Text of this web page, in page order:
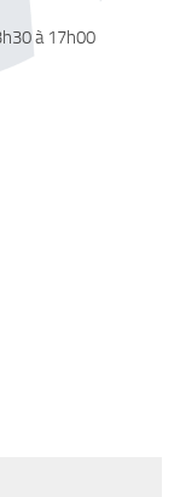
à 17h00